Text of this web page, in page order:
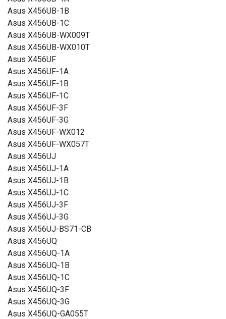
Asus X456UB-1B
Asus X456UB-1C
Asus X456UB-WX009T
Asus X456UB-WX010T
Asus X456UF
Asus X456UF-1A
Asus X456UF-1B
Asus X456UF-1C
Asus X456UF-3F
Asus X456UF-3G
Asus X456UF-WX012
Asus X456UF-WX057T
Asus X456UJ
Asus X456UJ-1A
Asus X456UJ-1B
Asus X456UJ-1C
Asus X456UJ-3F
Asus X456UJ-3G
Asus X456UJ-BS71-CB
Asus X456UQ
Asus X456UQ-1A
Asus X456UQ-1B
Asus X456UQ-1C
Asus X456UQ-3F
Asus X456UQ-3G
Asus X456UQ-GA055T